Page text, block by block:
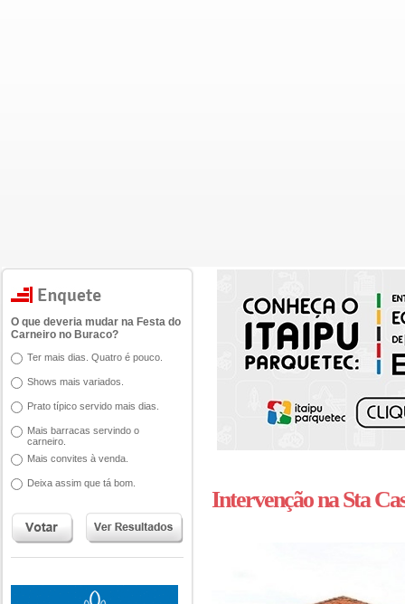
O que deveria mudar na Festa do
Carneiro no Buraco?
Ter mais dias. Quatro é pouco.
Shows mais variados.
Prato típico servido mais dias.
Mais barracas servindo o
carneiro.
Mais convites à venda.
Deixa assim que tá bom.
Intervenção na Sta